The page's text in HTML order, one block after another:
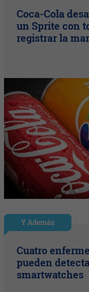
Coca-Cola
un Sprite con
registrar la
Y Además
Cuatro
pueden
smartwatches